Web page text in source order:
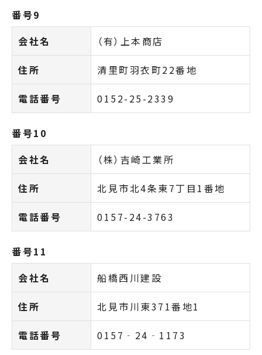
番号9
会社名
（有）上本商店
住所 清里町羽衣町22番地
電話番号 0152-25-2339
番号10
会社名
（株）吉崎工業所
住所 北見市北4条東7丁目1番地
電話番号 0157-24-3763
番号11
会社名
船橋西川建設
住所 北見市川東371番地1
電話番号 0157‐24‐1173